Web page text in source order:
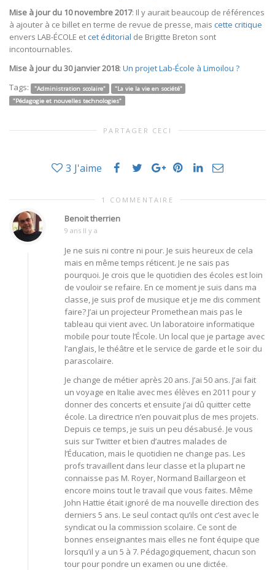
Mise à jour du 10 novembre 2017: Il y aurait beaucoup de références
à ajouter à ce billet en terme de revue de presse, mais cette critique
envers LAB-ÉCOLE etcet éditorial de Brigitte Breton sont
incontournables.
Mise à jour du 30 janvier 2018: Un projet Lab-École à Limoilou ?
Tags:
"Administration scolaire"
"La vie la vie en société"
"Pédagogie et nouvelles technologies"
PARTAGER CECI
3 J'aime
1 COMMENTAIRE
Benoit therrien
9 ans Il y a
Je ne suis ni contre ni pour. Je suis heureux de cela
mais en même temps réticent. Je ne sais pas
pourquoi. Je crois que le quotidien des écoles est loin
de vouloir se refaire. En ce moment je suis dans ma
classe, je suis prof de musique et je me dis comment
faire? J’ai un projecteur Promethean mais pas le
tableau qui vient avec. Un laboratoire informatique
mobile pour toute l’École. Un local que je partage avec
l’anglais, le théâtre et le service de garde et le soir du
parascolaire.
Je change de métier après 20 ans. J’ai 50 ans. J’ai fait
un voyage en Italie avec mes élèves en 2011 pour y
donner des concerts et ensuite j’ai dû quitter cette
école. La directrice n’en pouvait plus de mes projets.
Depuis ce temps, je suis un peu désabusé. Je vous
suis sur Twitter et bien d’autres malades de
l’Éducation, mais le quotidien ne change pas. Les
profs travaillent dans leur classe et la plupart ne
connaisse pas M. Royer, Normand Baillargeon et
encore moins tout le travail que vous faites. Même
John Hattie était ignoré de ma nouvelle direction des
derniers 5 ans. Le seul contact qu’ils ont c’est avec le
syndicat ou la commission scolaire. Ce sont de
bonnes enseignantes mais elles ne font équipe que
lorsqu’il y a un 5 à 7. Pédagogiquement, chacun son
tour pour pondre un examen ou une dictée.